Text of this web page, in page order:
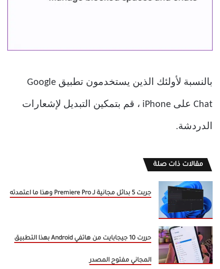
بالنسبة لأولئك الذين يستخدمون تطبيق Google
Chat على iPhone ، قم بتمكين التبديل لإشعارات
الدردشة.
مقالات ذات صلة
جربت 5 بدائل مجانية لـ Premiere Pro وهذا ما اعتمدته
حررت 10 جيجابايت من هاتفي Android بهذا التطبيق
المجاني مفتوح المصدر